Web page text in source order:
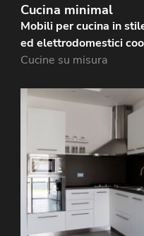
Cucina minimal
Mobili per cucina in
ed elettrodomestici
Cucine su misura
Cucina laccata
struttura in legno. Il
murale sono realizzati